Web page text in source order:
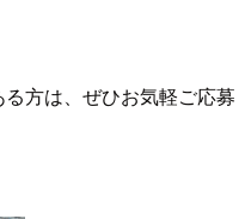
方は、ぜひお気軽ご応募